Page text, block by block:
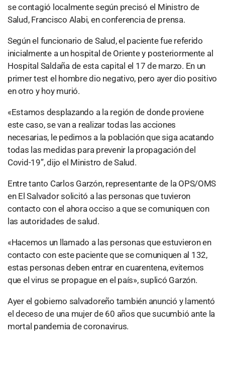
se contagió localmente según precisó el Ministro de
Salud, Francisco Alabi, en conferencia de prensa.
Según el funcionario de Salud, el paciente fue referido
inicialmente a un hospital de Oriente y posteriormente al
Hospital Saldaña de esta capital el 17 de marzo. En un
primer test el hombre dio negativo, pero ayer dio positivo
en otro y hoy murió.
«Estamos desplazando a la región de donde proviene
este caso, se van a realizar todas las acciones
necesarias, le pedimos a la población que siga acatando
todas las medidas para prevenir la propagación del
Covid-19”, dijo el Ministro de Salud.
Entre tanto Carlos Garzón, representante de la OPS/OMS
en El Salvador solicitó a las personas que tuvieron
contacto con el ahora occiso a que se comuniquen con
las autoridades de salud.
«Hacemos un llamado a las personas que estuvieron en
contacto con este paciente que se comuniquen al 132,
estas personas deben entrar en cuarentena, evitemos
que el virus se propague en el país», suplicó Garzón.
Ayer el gobierno salvadoreño también anunció y lamentó
el deceso de una mujer de 60 años que sucumbió ante la
mortal pandemia de coronavirus.